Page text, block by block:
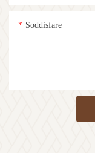
Soddisfare